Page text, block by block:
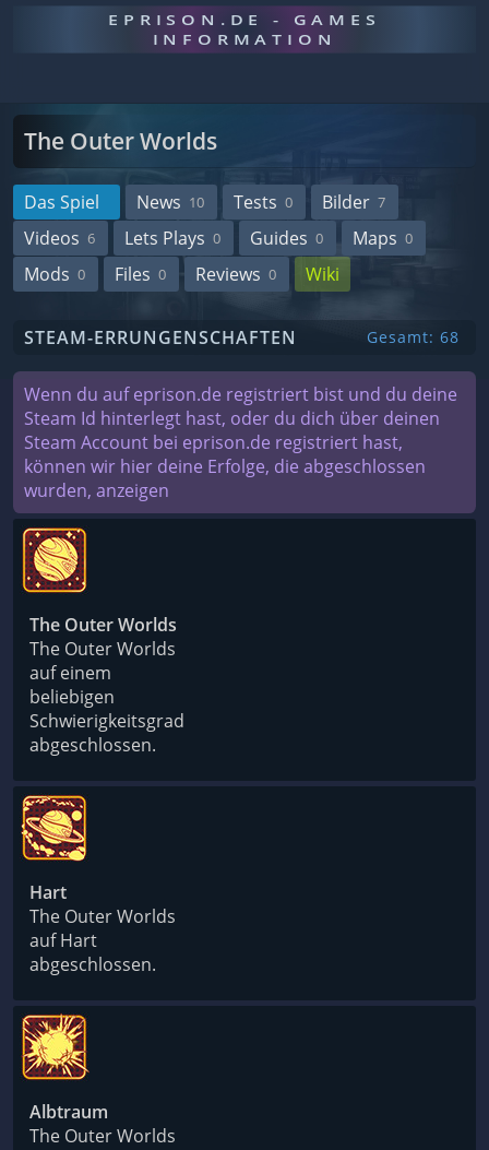
EPRISON.DE - GAMES
INFORMATION
The Outer Worlds
Das Spiel News 10 Tests 0 Bilder 7
Videos 6 Lets Plays 0 Guides 0 Maps 0
Mods 0 Files 0 Reviews 0 Wiki
STEAM-ERRUNGENSCHAFTEN Gesamt: 68
Wenn du auf eprison.de registriert bist und du deine
Steam Id hinterlegt hast, oder du dich über deinen
Steam Account bei eprison.de registriert hast,
können wir hier deine Erfolge, die abgeschlossen
wurden, anzeigen
The Outer Worlds
The Outer Worlds
auf einem
beliebigen
Schwierigkeitsgrad
abgeschlossen.
Hart
The Outer Worlds
auf Hart
abgeschlossen.
Albtraum
The Outer Worlds